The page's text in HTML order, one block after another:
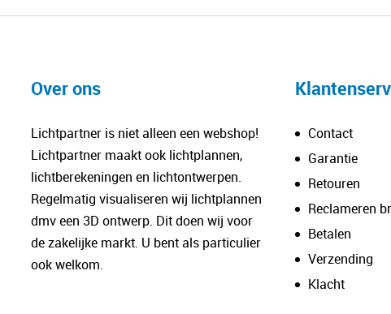
Over ons
Lichtpartner is niet alleen een webshop!
Lichtpartner maakt ook lichtplannen,
lichtberekeningen en lichtontwerpen.
Regelmatig visualiseren wij lichtplannen
dmv een 3D ontwerp. Dit doen wij voor
de zakelijke markt. U bent als particulier
ook welkom.
Contact
Garantie
Retouren
Reclameren
Betalen
Verzending
Klacht